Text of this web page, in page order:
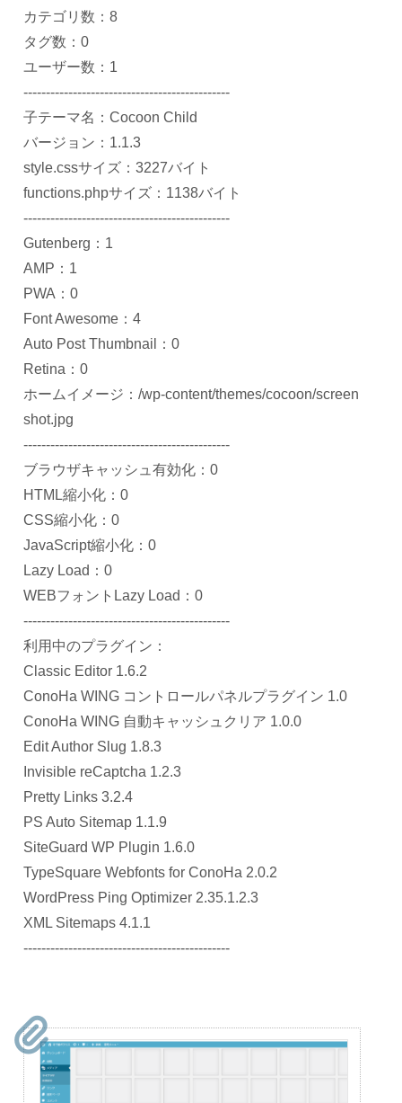
カテゴリ数：8
タグ数：0
ユーザー数：1
----------------------------------------------
子テーマ名：Cocoon Child
バージョン：1.1.3
style.cssサイズ：3227バイト
functions.phpサイズ：1138バイト
----------------------------------------------
Gutenberg：1
AMP：1
PWA：0
Font Awesome：4
Auto Post Thumbnail：0
Retina：0
ホームイメージ：/wp-content/themes/cocoon/screen
shot.jpg
----------------------------------------------
ブラウザキャッシュ有効化：0
HTML縮小化：0
CSS縮小化：0
JavaScript縮小化：0
Lazy Load：0
WEBフォントLazy Load：0
----------------------------------------------
利用中のプラグイン：
Classic Editor 1.6.2
ConoHa WING コントロールパネルプラグイン 1.0
ConoHa WING 自動キャッシュクリア 1.0.0
Edit Author Slug 1.8.3
Invisible reCaptcha 1.2.3
Pretty Links 3.2.4
PS Auto Sitemap 1.1.9
SiteGuard WP Plugin 1.6.0
TypeSquare Webfonts for ConoHa 2.0.2
WordPress Ping Optimizer 2.35.1.2.3
XML Sitemaps 4.1.1
----------------------------------------------